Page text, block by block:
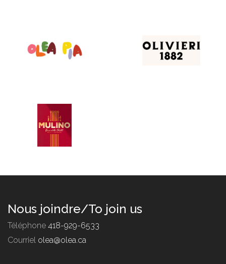
Nous joindre/To join us
Téléphone 418-929-6533
Courriel olea@olea.ca